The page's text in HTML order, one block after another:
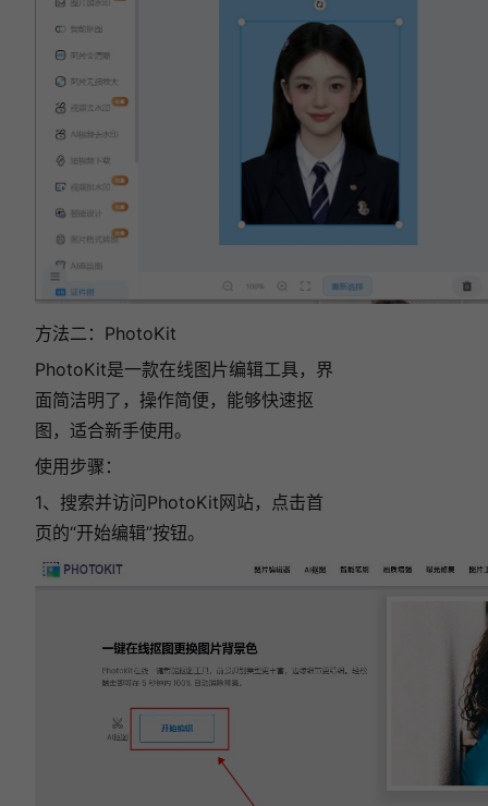
方法二：PhotoKit
PhotoKit是一款在线图片编辑工具，界
面简洁明了，操作简便，能够快速抠
图，适合新手使用。
使用步骤：
1、搜索并访问PhotoKit网站，点击首
页的“开始编辑”按钮。